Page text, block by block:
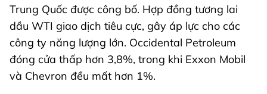
Trung Quốc được công bố. Hợp đồng tương lai
dầu WTI giao dịch tiêu cực, gây áp lực cho các
công ty năng lượng lớn. Occidental Petroleum
đóng cửa thấp hơn 3,8%, trong khi Exxon Mobil
và Chevron đều mất hơn 1%.